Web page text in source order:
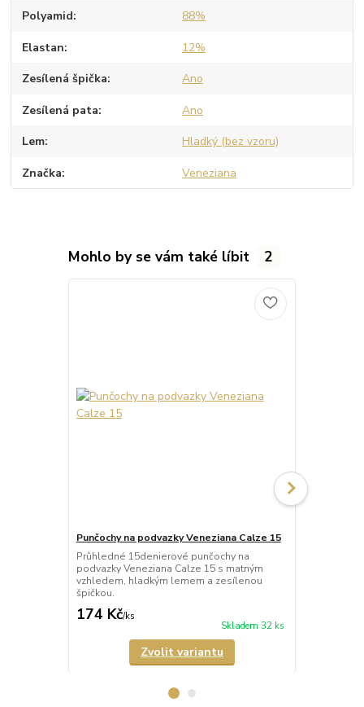
Polyamid 88%
Elastan 12%
Zesílená špička Ano
Zesílená pata Ano
Lem Hladký (bez vzoru)
Značka Veneziana
Mohlo by se vám také líbit 2
Punčochy na podvazky Veneziana Calze 15
Průhledné 15denierové punčochy na
podvazky Veneziana Calze 15 s matným
vzhledem, hladkým lemem a zesílenou
špičkou.
174 Kč/ks
Skladem 32 ks
Zvolit variantu